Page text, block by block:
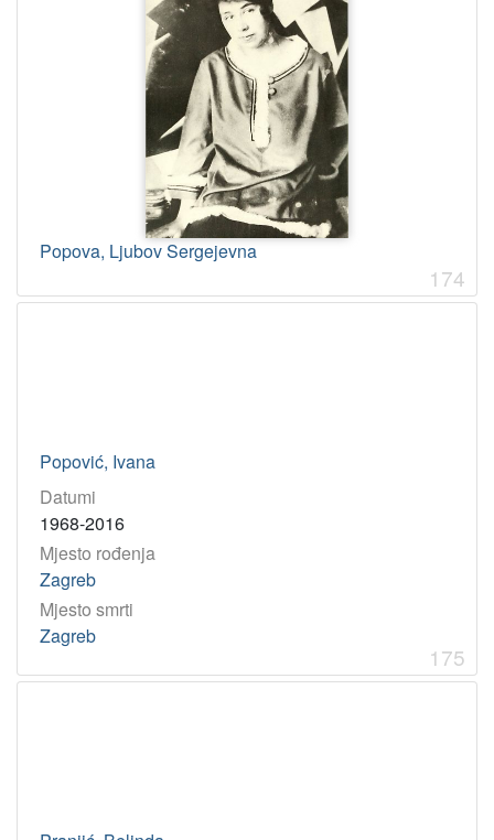
Popova, Ljubov Sergejevna
174
Popović, Ivana
Datumi
1968-2016
Mjesto rođenja
Zagreb
Mjesto smrti
Zagreb
175